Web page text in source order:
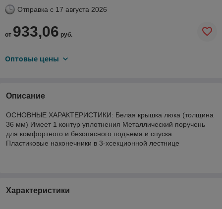
Отправка с 17 августа 2026
от 933,06 руб.
Оптовые цены
Описание
ОСНОВНЫЕ ХАРАКТЕРИСТИКИ: Белая крышка люка (толщина
36 мм) Имеет 1 контур уплотнения Металлический поручень
для комфортного и безопасного подъема и спуска
Пластиковые наконечники в 3-xсекционной лестнице
Характеристики